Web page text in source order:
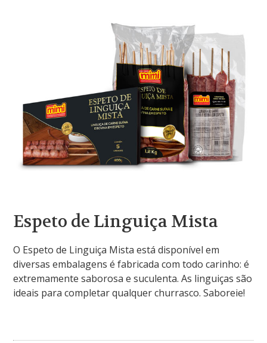
Espeto de Linguiça Mista
O Espeto de Linguiça Mista está disponível em
diversas embalagens é fabricada com todo carinho: é
extremamente saborosa e suculenta. As linguiças são
ideais para completar qualquer churrasco. Saboreie!